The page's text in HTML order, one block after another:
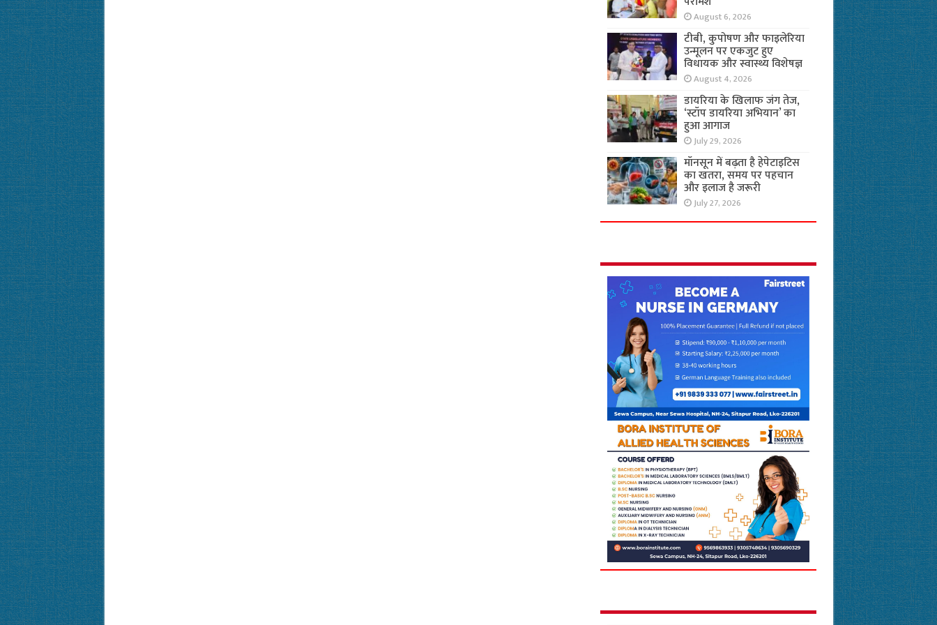
August 6, 2026
टीबी, कुपोषण और फाइलेरिया
उन्मूलन पर एकजुट हुए
विधायक और स्वास्थ्य विशेषज्ञ
August 4, 2026
डायरिया के खिलाफ जंग तेज,
‘स्टॉप डायरिया अभियान’ का
हुआ आगाज
July 29, 2026
मॉनसून में बढ़ता है हेपेटाइटिस
का खतरा, समय पर पहचान
और इलाज है जरूरी
July 27, 2026